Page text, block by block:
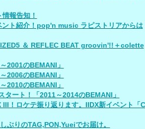
報告知！
ト紹介！pop'n music ラピストリアからは
＆ REFLEC BEAT groovin'!!＋colette
2001のBEMANI」
2006のBEMANI」
2010のBEMANI」
タート！「2011～2014のBEMANI」
！ロケテ振り返ります。IIDX新イベント「C
ぶりのTAG,PON,Yueiでお届け。